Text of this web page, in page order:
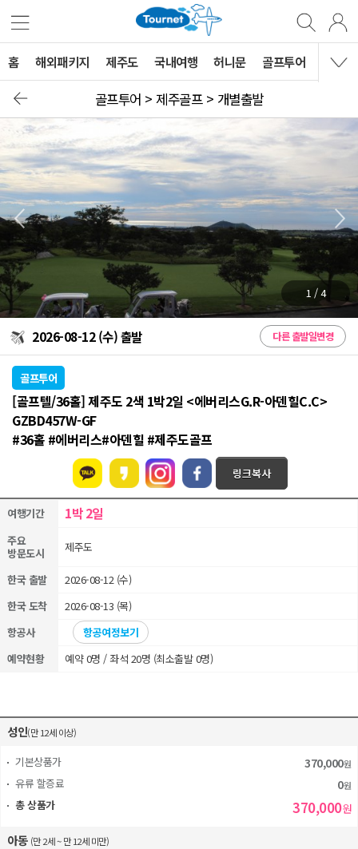
홈 해외패키지 제주도 국내여행 허니문 골프투어 MVG
골프투어 > 제주골프 > 개별출발
1 /4
2026-08-12 (수) 출발 다른 출발일변경
골프투어
[골프텔/36홀] 제주도 2색 1박2일 <에버리스G.R-아덴힐C.C>
GZBD457W-GF
#36홀 #에버리스#아덴힐 #제주도골프
여행기간 1박 2일
주요
방문도시
제주도
한국 출발
2026-08-12 (수)
한국 도착
2026-08-13 (목)
항공사
항공여정보기
예약현황
예약 0명 / 좌석 20명 (최소출발 0명)
성인(만 12세 이상)
기본상품가 370,000원
유류 할증료 0원
총 상품가 370,000원
아동 (만 2세 ~ 만 12세 미만)